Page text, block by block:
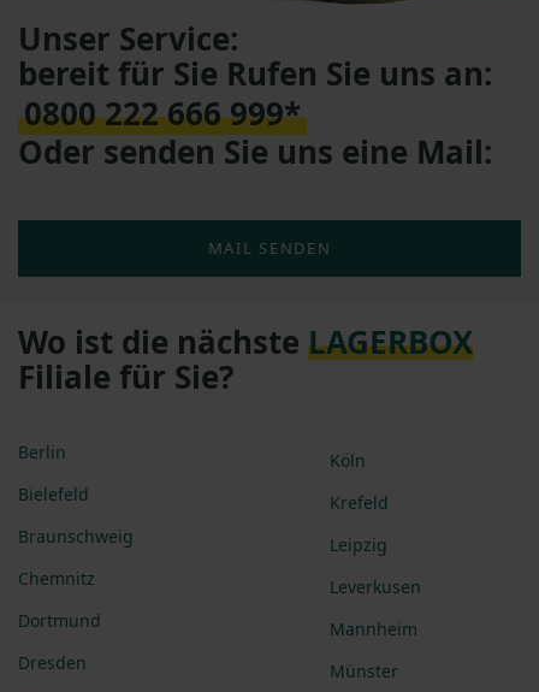
Unser Service:
bereit für Sie Rufen Sie uns an:
0800 222 666 999*
Oder senden Sie uns eine Mail:
MAIL SENDEN
Wo ist die nächste LAGERBOX
Filiale für Sie?
Berlin
Bielefeld
Braunschweig
Chemnitz
Dortmund
Dresden
Köln
Krefeld
Leipzig
Leverkusen
Mannheim
Münster